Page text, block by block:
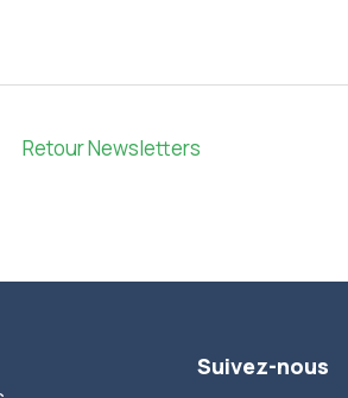
Retour Newsletters
Suivez-nous